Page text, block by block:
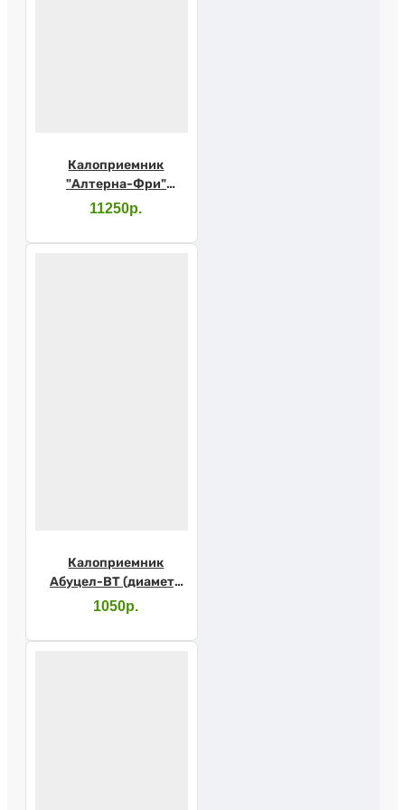
Калоприемник
"Алтерна-Фри"
открыт. непроз. 12-75
11250р.
Калоприемник
Абуцел-ВТ (диаметр
стомы до 80мм) 5шт
1050р.